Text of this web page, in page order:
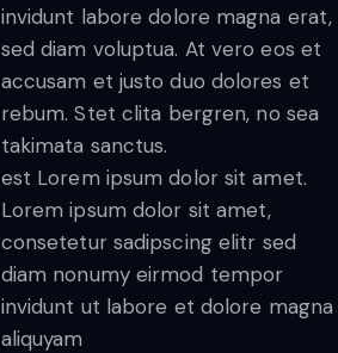
invidunt labore dolore magna erat,
sed diam voluptua. At vero eos et
accusam et justo duo dolores et
rebum. Stet clita bergren, no sea
takimata sanctus.
est Lorem ipsum dolor sit amet.
Lorem ipsum dolor sit amet,
consetetur sadipscing elitr sed
diam nonumy eirmod tempor
invidunt ut labore et dolore magna
aliquyam